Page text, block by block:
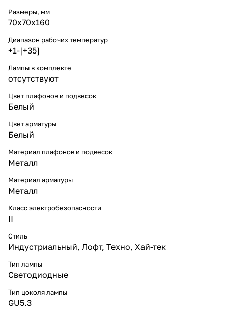
Размеры, мм
70x70x160
Диапазон рабочих температур
+1-[+35]
Лампы в комплекте
отсутствуют
Цвет плафонов и подвесок
Белый
Цвет арматуры
Белый
Материал плафонов и подвесок
Металл
Материал арматуры
Металл
Класс электробезопасности
II
Стиль
Индустриальный, Лофт, Техно, Хай-тек
Тип лампы
Светодиодные
Тип цоколя лампы
GU5.3